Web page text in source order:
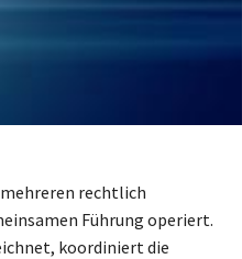
rechtlich
Führung operiert.
koordiniert die